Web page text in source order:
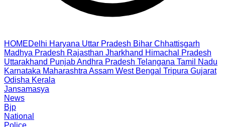
HOMEDelhi Haryana Uttar Pradesh Bihar Chhattisgarh
Madhya Pradesh Rajasthan Jharkhand Himachal Pradesh
Uttarakhand PunjabAndhra Pradesh Telangana Tamil Nadu
Karnataka Maharashtra Assam West Bengal Tripura Gujarat
Odisha Kerala
Jansamasya
News
Bjp
National
Police